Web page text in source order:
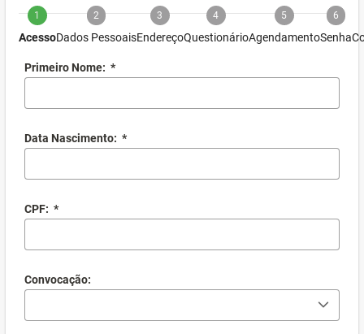
1
Acesso
2
Dados Pessoais
3
Endereço
4
Questionário
5
Agendamento
6
Senha
Primeiro Nome: *
Data Nascimento: *
CPF: *
Convocação: